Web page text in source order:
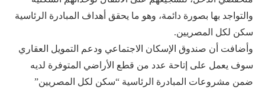
والتواجد بها بصورة دائمة، وهو ما يحقق أهداف المبادرة الرئاسية
سكن لكل المصريين.
وأضافت أن صندوق الإسكان الاجتماعي ودعم التمويل العقاري
سوف يعمل على إتاحة عدد من قطع الأراضي المتوفرة لديه
ضمن مشروعات المبادرة الرئاسية “سكن لكل المصريين”